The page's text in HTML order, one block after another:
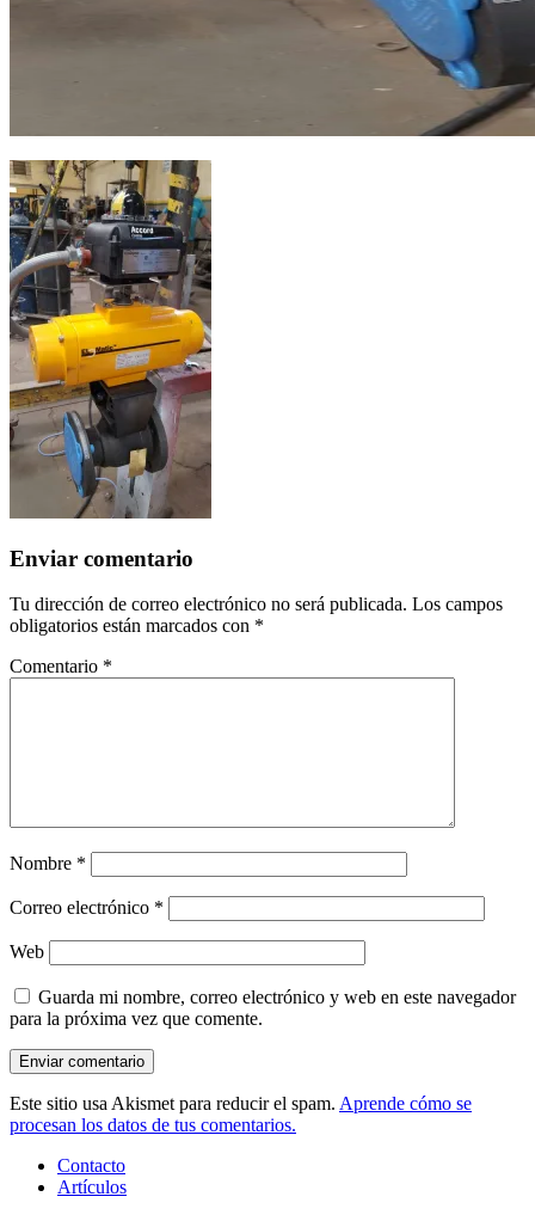
Enviar comentario
Tu dirección de correo electrónico no será publicada. Los campos
obligatorios están marcados con *
Comentario *
Nombre *
Correo electrónico *
Web
Guarda mi nombre, correo electrónico y web en este navegador
para la próxima vez que comente.
Este sitio usa Akismet para reducir el spam. Aprende cómo se
procesan los datos de tus comentarios.
Contacto
Artículos